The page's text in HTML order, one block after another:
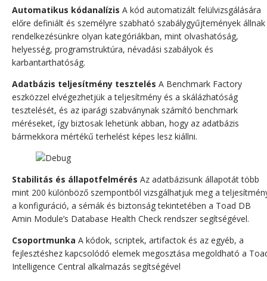
Automatikus kódanalízis A kód automatizált felülvizsgálására
előre definiált és személyre szabható szabálygyűjtemények állnak
rendelkezésünkre olyan kategóriákban, mint olvashatóság,
helyesség, programstruktúra, névadási szabályok és
karbantarthatóság.
Adatbázis teljesítmény tesztelés A Benchmark Factory
eszközzel elvégezhetjük a teljesítmény és a skálázhatóság
tesztelését, és az iparági szabványnak számító benchmark
méréseket, így biztosak lehetünk abban, hogy az adatbázis
bármekkora mértékű terhelést képes lesz kiállni.
Stabilitás és állapotfelmérés Az adatbázisunk állapotát több
mint 200 különböző szempontból vizsgálhatjuk meg a
a konfiguráció, a sémák és biztonság tekintetében a Toad DB
Amin Module’s Database Health Check rendszer segítségével.
Csoportmunka A kódok, scriptek, artifactok és az egyéb, a
fejlesztéshez kapcsolódó elemek megosztása megoldható a
Intelligence Central alkalmazás segítségével